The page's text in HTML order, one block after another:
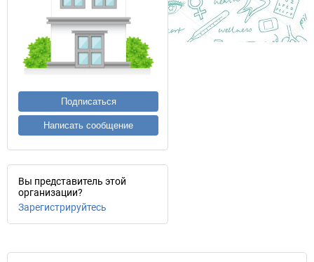
Подписаться
Написать сообщение
Вы представитель этой
организации?
Зарегистрируйтесь